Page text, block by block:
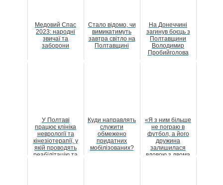
Медовий Спас
2023: народні
звичаї та
заборони
Стало відомо, чи
вимикатимуть
завтра світло на
Полтавщині
На Донеччині
загинув боєць з
Полтавщини
Володимир
Пробийголова
У Полтаві
працює клініка
неврології та
кінезіотерапії, у
якій проводять
реабілітацію та
Куди направлять
служити
обмежено
придатних
мобілізованих?
«Я з ним більше
не пограю в
футбол, а його
дружина
залишилася
вдовою з двома